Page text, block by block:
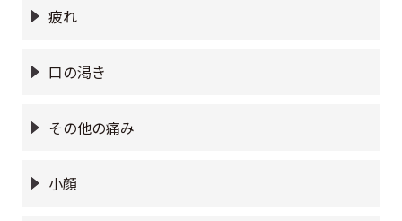
疲れ
口の渇き
その他の痛み
小顔